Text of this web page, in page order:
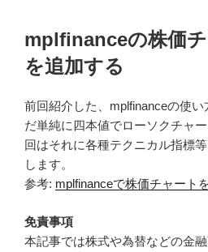
mplfinanceの株価
を追加する
前回紹介した、mplfinanceの使
だ単純に四本値でローソクチャ
回はそれに各種テクニカル指標
します。
参考: mplfinanceで株価チャート
免責事項
本記事では株式や為替などの金